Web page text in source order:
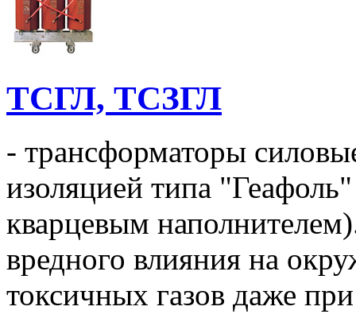
ТСГЛ, ТСЗГЛ
- трансформаторы
изоляцией типа
кварцевым
вредного влияния на
токсичных газов даже